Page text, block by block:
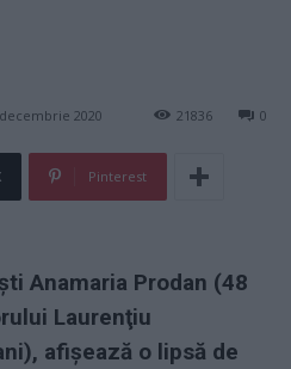
2020 0
21836
Pinterest
Anamaria Prodan (48
Laurenţiu
afișează o lipsă de